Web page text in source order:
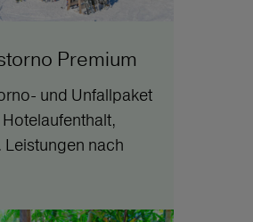
Premium
und Unfallpaket
Leistungen nach